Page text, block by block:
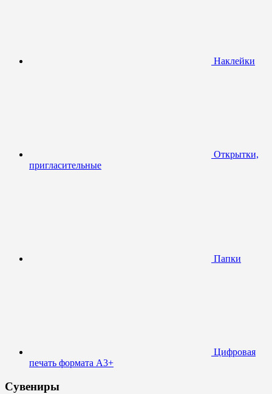
Наклейки
Открытки,
пригласительные
Папки
Цифровая
печать формата А3+
Сувениры